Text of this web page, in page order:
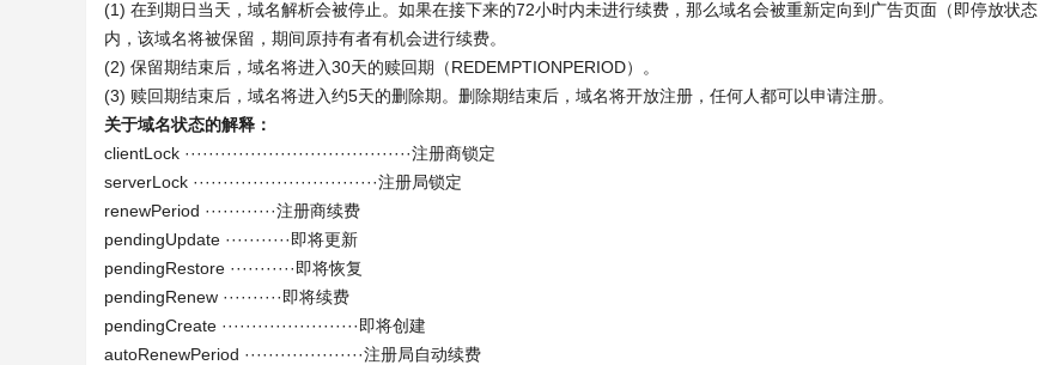
(1) 在到期日当天，域名解析会被停止。如果在接下来的72小时内未进行续费，那么域名会被重新定向到广告页面（即停放状
内，该域名将被保留，期间原持有者有机会进行续费。
(2) 保留期结束后，域名将进入30天的赎回期（REDEMPTIONPERIOD）。
(3) 赎回期结束后，域名将进入约5天的删除期。删除期结束后，域名将开放注册，任何人都可以申请注册。
关于域名状态的解释：
clientLock ······································注册商锁定
serverLock ·······························注册局锁定
renewPeriod ············注册商续费
pendingUpdate ···········即将更新
pendingRestore ···········即将恢复
pendingRenew ··········即将续费
pendingCreate ·······················即将创建
autoRenewPeriod ····················注册局自动续费